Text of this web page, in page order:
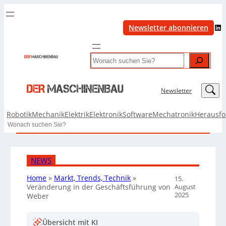
Newsletter abonnieren LinkedIn
Search
Newsletter LinkedIn
RobotikMechanikElektrikElektronikSoftwareMechatronik
Search
NEWS
Home » Markt, Trends, Technik »
Veränderung in der Geschäftsführung von
Weber
15.
August
2025
Übersicht mit KI